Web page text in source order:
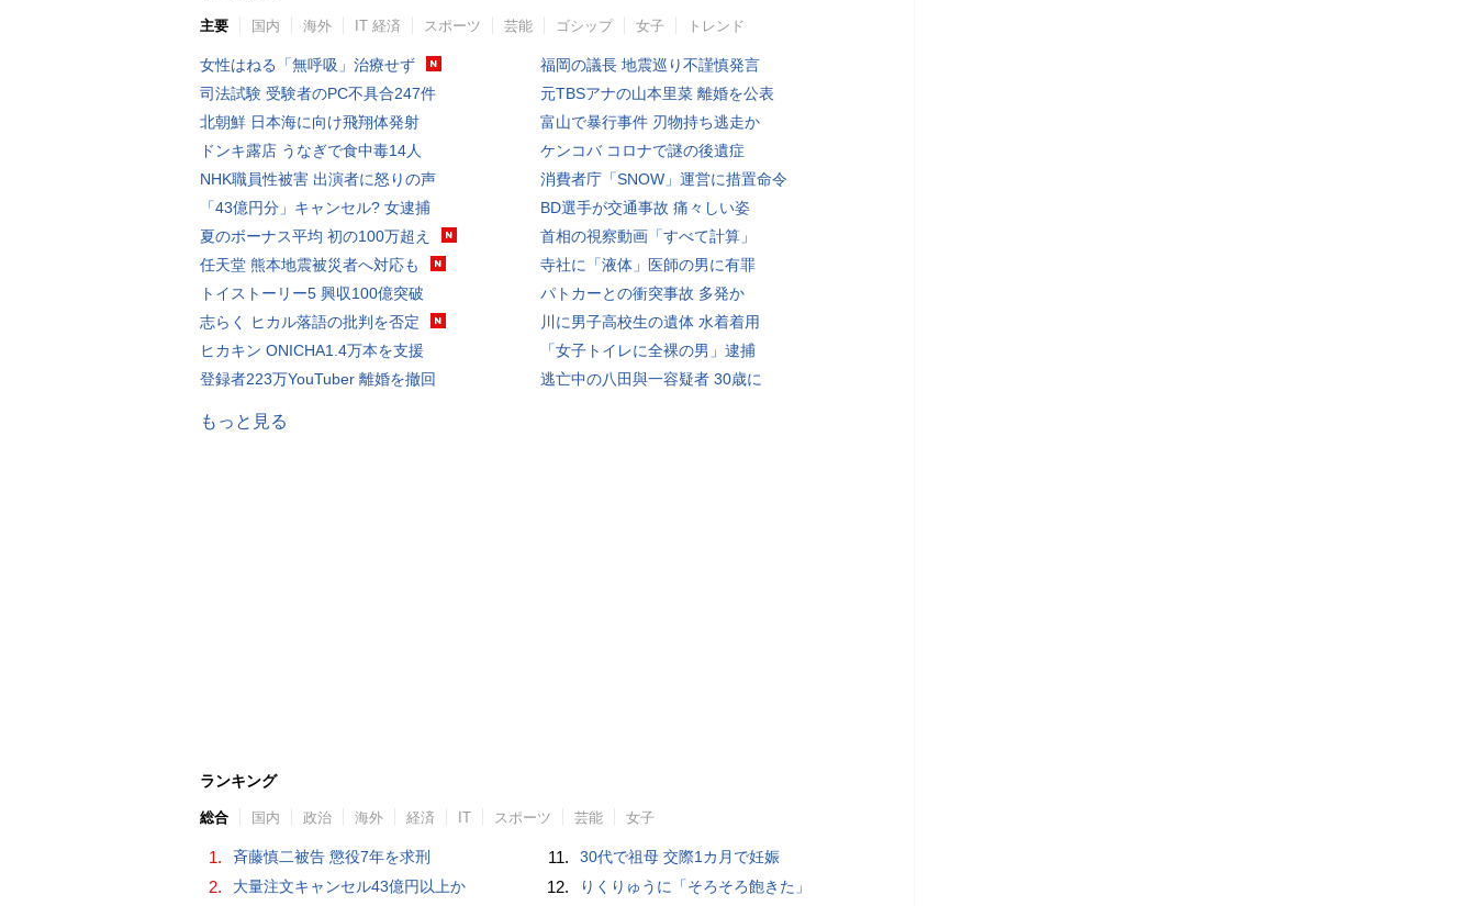
主要 国内 海外 IT 経済 スポーツ 芸能 ゴシップ 女子 トレンド
女性はねる「無呼吸」治療せず
司法試験 受験者のPC不具合247件
北朝鮮 日本海に向け飛翔体発射
ドンキ露店 うなぎで食中毒14人
NHK職員性被害 出演者に怒りの声
「43億円分」キャンセル? 女逮捕
夏のボーナス平均 初の100万超え
任天堂 熊本地震被災者へ対応も
トイストーリー5 興収100億突破
志らく ヒカル落語の批判を否定
ヒカキン ONICHA1.4万本を支援
登録者223万YouTuber 離婚を撤回
福岡の議長 地震巡り不謹慎発言
元TBSアナの山本里菜 離婚を公表
富山で暴行事件 刃物持ち逃走か
ケンコバ コロナで謎の後遺症
消費者庁「SNOW」運営に措置命令
BD選手が交通事故 痛々しい姿
首相の視察動画「すべて計算」
寺社に「液体」医師の男に有罪
パトカーとの衝突事故 多発か
川に男子高校生の遺体 水着着用
「女子トイレに全裸の男」逮捕
逃亡中の八田與一容疑者 30歳に
もっと見る
ランキング
総合 国内 政治 海外 経済 IT スポーツ 芸能 女子
1. 斉藤慎二被告 懲役7年を求刑
2. 大量注文キャンセル43億円以上か
11. 30代で祖母 交際1カ月で妊娠
12. りくりゅうに「そろそろ飽きた」